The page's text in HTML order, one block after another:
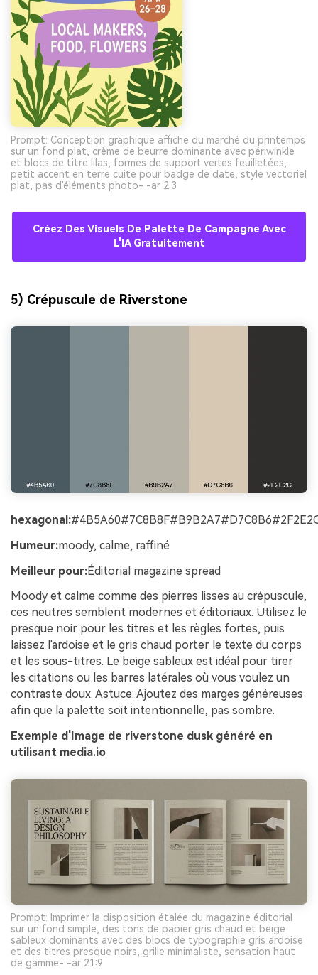
Prompt: Conception graphique affiche du marché du printemps
sur un fond plat, crème de beurre dominante avec périwinkle
et blocs de titre lilas, formes de support vertes feuilletées,
petit accent en terre cuite pour badge de date, style vectoriel
plat, pas d'éléments photo- -ar 2:3
Créez Des Visuels De Palette De Campagne Avec
L'IA Gratuitement
5) Crépuscule de Riverstone
hexagonal:
Humeur:moody, calme, raffiné
Meilleur pour:Éditorial magazine spread
Moody et calme comme des pierres lisses au crépuscule,
ces neutres semblent modernes et éditoriaux. Utilisez le
presque noir pour les titres et les règles fortes, puis
laissez l'ardoise et le gris chaud porter le texte du corps
et les sous-titres. Le beige sableux est idéal pour tirer
les citations ou les barres latérales où vous voulez un
contraste doux. Astuce: Ajoutez des marges généreuses
afin que la palette soit intentionnelle, pas sombre.
Exemple d'Image de riverstone dusk généré en
utilisant media.io
Prompt: Imprimer la disposition étalée du magazine éditorial
sur un fond simple, des tons de papier gris chaud et beige
sableux dominants avec des blocs de typographie gris ardoise
et des titres presque noirs, grille minimaliste, sensation haut
de gamme- -ar 21:9